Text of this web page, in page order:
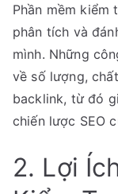
Phần mềm kiểm
phân tích và
mình. Những
về số lượng,
backlink, từ đó
chiến lược SEO
2. Lợi